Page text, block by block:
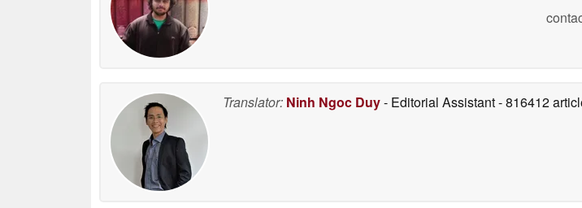
Translator: Ninh Ngoc Duy- Editorial Assistant- 816412